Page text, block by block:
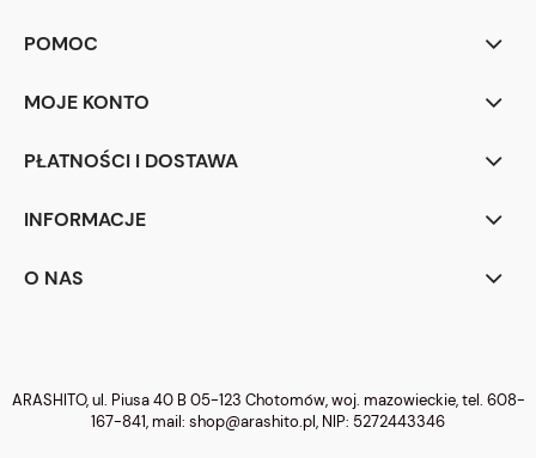
POMOC
MOJE KONTO
PŁATNOŚCI I DOSTAWA
INFORMACJE
O NAS
ARASHITO, ul. Piusa 40 B 05-123 Chotomów, woj. mazowieckie, tel. 608-
167-841, mail: shop@arashito.pl, NIP: 5272443346